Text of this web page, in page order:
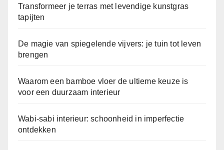
Transformeer je terras met levendige kunstgras
tapijten
De magie van spiegelende vijvers: je tuin tot leven
brengen
Waarom een bamboe vloer de ultieme keuze is
voor een duurzaam interieur
Wabi-sabi interieur: schoonheid in imperfectie
ontdekken